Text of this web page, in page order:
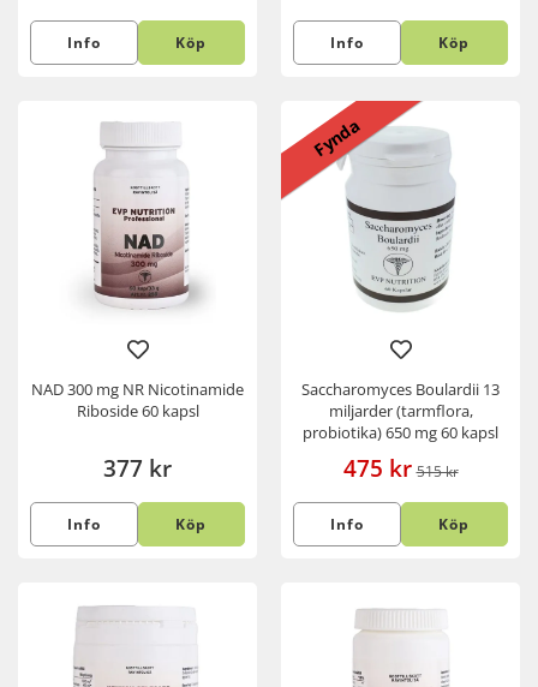
Info Köp Info Köp
NAD 300 mg NR Nicotinamide
Riboside 60 kapsl
377 kr
Info Köp
Fynda
Saccharomyces Boulardii 13
miljarder (tarmflora,
probiotika) 650 mg 60 kapsl
475 kr 515 kr
Info Köp